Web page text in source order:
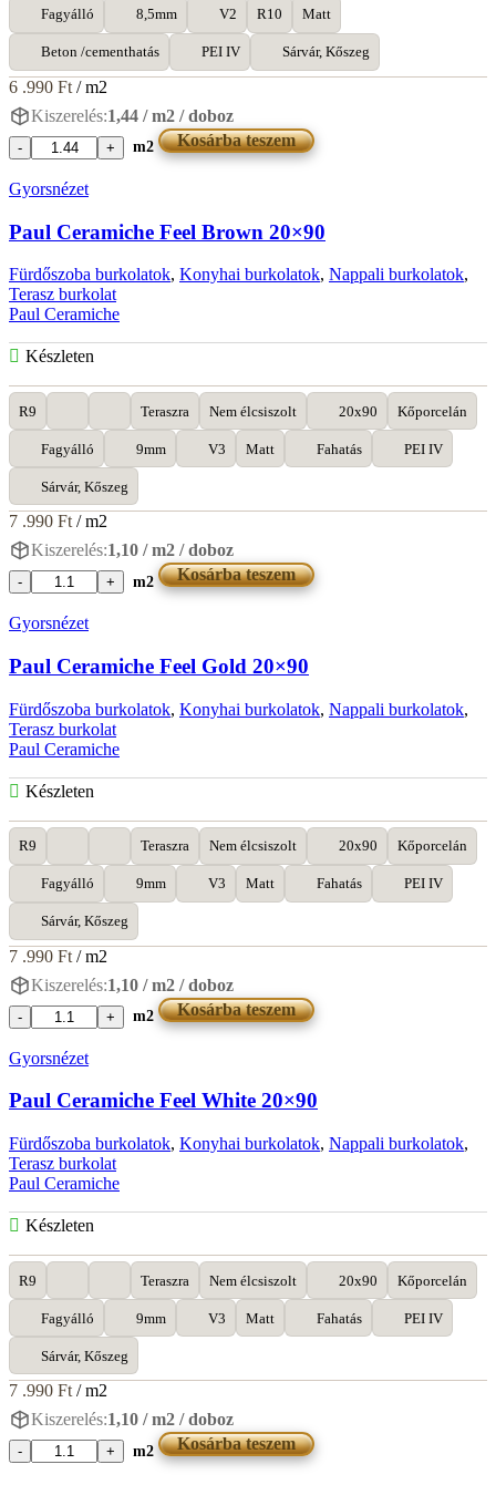
Fagyálló 8,5mm V2 R10 Matt
Beton /cementhatás PEI IV Sárvár, Kőszeg
6 .990 Ft / m2
Kiszerelés:1,44 / m2 / doboz
Paul
Abitare
60x60
m2 Kosárba teszem
Gyorsnézet
Paul Ceramiche Feel Brown 20×90
Fürdőszoba burkolatok, Konyhai burkolatok, Nappali burkolatok,
Terasz burkolat
Paul Ceramiche
Készleten
R9 Teraszra Nem élcsiszolt 20x90 Kőporcelán
Fagyálló 9mm V3 Matt Fahatás PEI IV
Sárvár, Kőszeg
7 .990 Ft / m2
Kiszerelés:1,10 / m2 / doboz
Paul
Feel
20x90
m2 Kosárba teszem
Gyorsnézet
Paul Ceramiche Feel Gold 20×90
Fürdőszoba burkolatok, Konyhai burkolatok, Nappali burkolatok,
Terasz burkolat
Paul Ceramiche
Készleten
R9 Teraszra Nem élcsiszolt 20x90 Kőporcelán
Fagyálló 9mm V3 Matt Fahatás PEI IV
Sárvár, Kőszeg
7 .990 Ft / m2
Kiszerelés:1,10 / m2 / doboz
Paul
Feel
20x90
m2 Kosárba teszem
Gyorsnézet
Paul Ceramiche Feel White 20×90
Fürdőszoba burkolatok, Konyhai burkolatok, Nappali burkolatok,
Terasz burkolat
Paul Ceramiche
Készleten
R9 Teraszra Nem élcsiszolt 20x90 Kőporcelán
Fagyálló 9mm V3 Matt Fahatás PEI IV
Sárvár, Kőszeg
7 .990 Ft / m2
Kiszerelés:1,10 / m2 / doboz
Paul
m2 Kosárba teszem